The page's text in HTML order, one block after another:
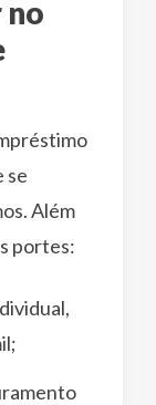
no
se
Além
portes: